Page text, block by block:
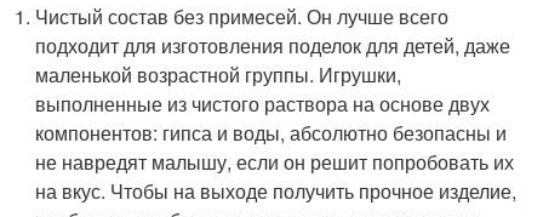
Чистый состав без примесей. Он лучше всего
подходит для изготовления поделок для детей, даже
маленькой возрастной группы. Игрушки,
выполненные из чистого раствора на основе двух
компонентов: гипса и воды, абсолютно безопасны и
не навредят малышу, если он решит попробовать их
на вкус. Чтобы на выходе получить прочное изделие,